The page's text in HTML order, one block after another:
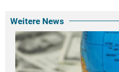
Weitere News